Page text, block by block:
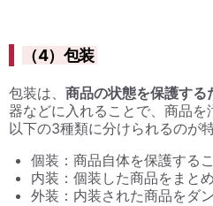
（4）包装
包装は、 商品の状態を保護する
器などに入れることで、商品を
以下の3種類に分けられるのが特
個装：商品自体を保護する
内装：個装した商品をまと
外装：内装された商品をダ